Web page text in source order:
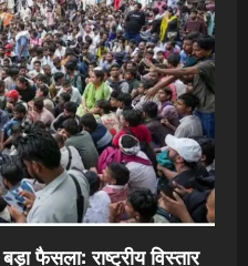
फैसला: राष्ट्रीय विस्तार